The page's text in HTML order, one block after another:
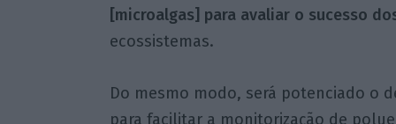
[microalgas] para avaliar o sucesso
ecossistemas.
Do mesmo modo, será potenciado o
para facilitar a monitorização de